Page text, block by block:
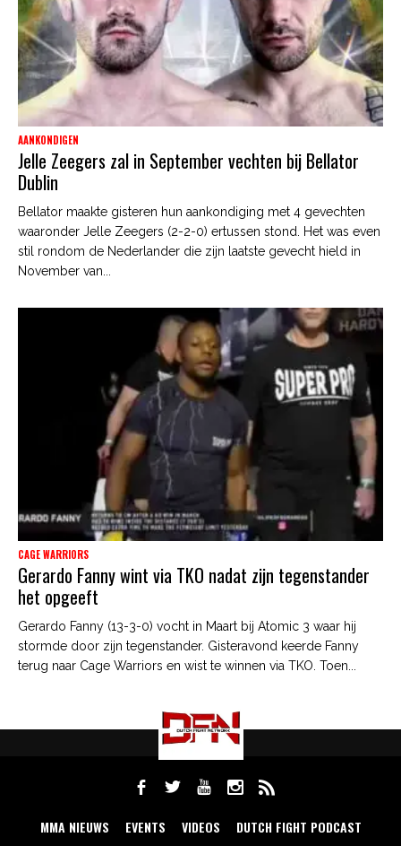
AANKONDIGEN
Jelle Zeegers zal in September vechten bij Bellator
Dublin
Bellator maakte gisteren hun aankondiging met 4 gevechten
waaronder Jelle Zeegers (2-2-0) ertussen stond. Het was even
stil rondom de Nederlander die zijn laatste gevecht hield in
November van...
CAGE WARRIORS
Gerardo Fanny wint via TKO nadat zijn tegenstander
het opgeeft
Gerardo Fanny (13-3-0) vocht in Maart bij Atomic 3 waar hij
stormde door zijn tegenstander. Gisteravond keerde Fanny
terug naar Cage Warriors en wist te winnen via TKO. Toen...
MMA NIEUWS EVENTS VIDEOS DUTCH FIGHT PODCAST